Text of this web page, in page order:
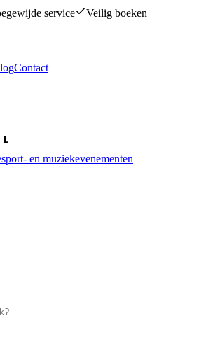
service
Veilig boeken
Contact
sport- en muziekevenementen